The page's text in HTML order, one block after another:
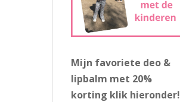
Mijn favoriete deo &
lipbalm met 20%
korting klik hieronder!